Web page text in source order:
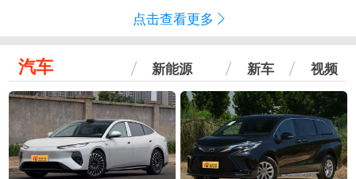
点击查看更多
汽车 新能源 新车 视频